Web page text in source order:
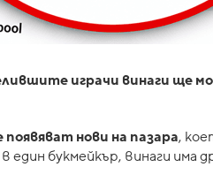
играчи винаги ще
нови на пазара,
един букмейкър, винаги има